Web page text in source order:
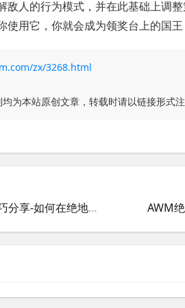
敌人的行为模式，并在此基础上调
用它，你就会成为领奖台上的国王
zx/3268.html
为本站原创文章，转载时请以链接形式注
AWM绝地求生W高倍镜体验与技巧分享-如何在绝地求生W中充分发挥AWM的威力